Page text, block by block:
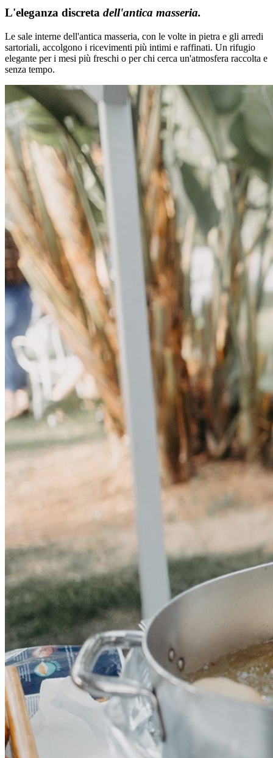
L'eleganza discreta dell'antica masseria.
Le sale interne dell'antica masseria, con le volte in pietra e gli arredi
sartoriali, accolgono i ricevimenti più intimi e raffinati. Un rifugio
elegante per i mesi più freschi o per chi cerca un'atmosfera raccolta e
senza tempo.